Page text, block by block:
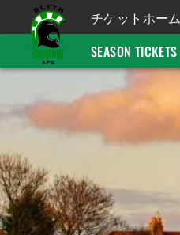
チケットホーム
SEASON TICKETS